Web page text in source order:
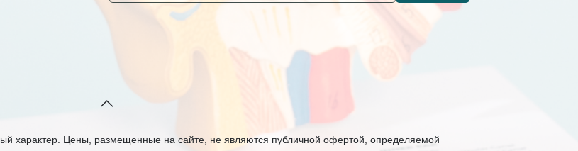
характер. Цены, размещенные на сайте, не являются публичной офертой, определяемой